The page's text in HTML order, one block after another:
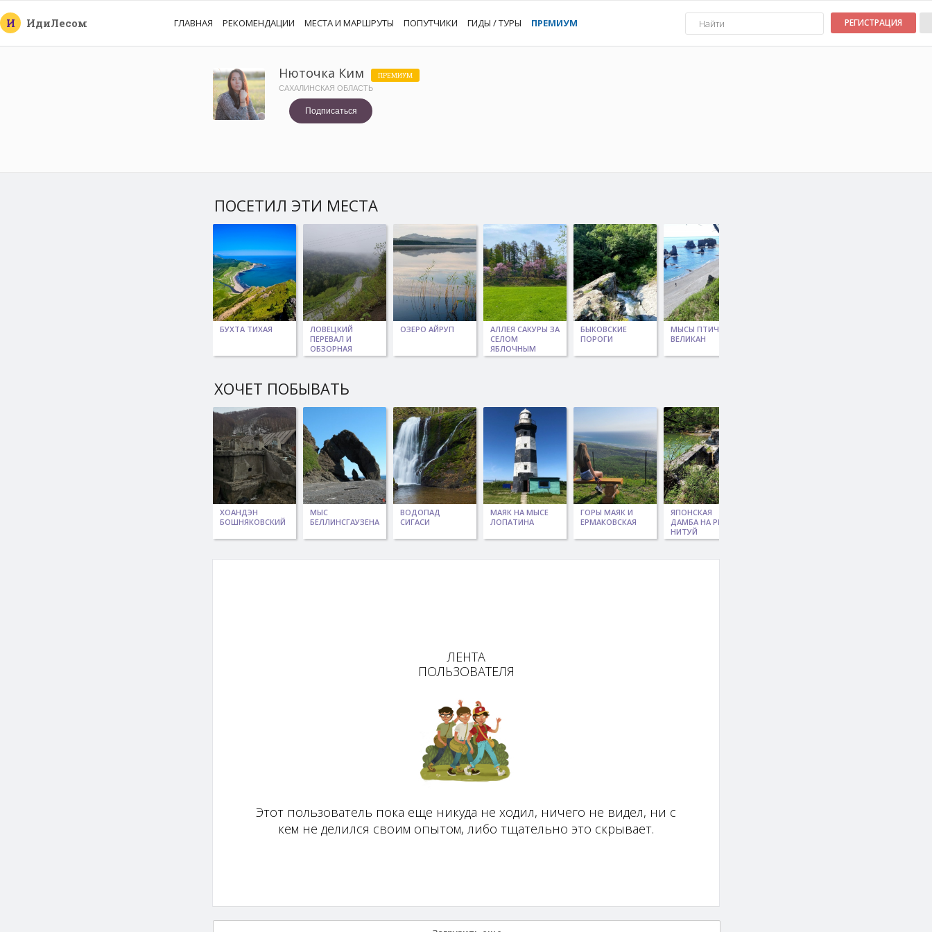
И ИдиЛесом ГЛАВНАЯ РЕКОМЕНДАЦИИ МЕСТА И МАРШРУТЫ ПОПУТЧИКИ ГИДЫ / ТУРЫ ПРЕМИУМ РЕГИСТРАЦИЯ
Нюточка Ким ПРЕМИУМ
САХАЛИНСКАЯ ОБЛАСТЬ
Подписаться
ПОСЕТИЛ ЭТИ МЕСТА
БУХТА ТИХАЯ
ЛОВЕЦКИЙ
ПЕРЕВАЛ И
ОБЗОРНАЯ
ТОЧКА
ОЗЕРО АЙРУП
АЛЛЕЯ САКУРЫ ЗА
СЕЛОМ
ЯБЛОЧНЫМ
БЫКОВСКИЕ
ПОРОГИ
МЫСЫ ПТИЧИЙ -
ВЕЛИКАН
ХОЧЕТ ПОБЫВАТЬ
ХОАНДЭН
БОШНЯКОВСКИЙ
МЫС
БЕЛЛИНСГАУЗЕНА
ВОДОПАД
СИГАСИ
МАЯК НА МЫСЕ
ЛОПАТИНА
ГОРЫ МАЯК И
ЕРМАКОВСКАЯ
ЯПОНСКАЯ
ДАМБА НА РЕКЕ
НИТУЙ
ЛЕНТА
ПОЛЬЗОВАТЕЛЯ
Этот пользователь пока еще никуда не ходил, ничего не видел, ни с
кем не делился своим опытом, либо тщательно это скрывает.